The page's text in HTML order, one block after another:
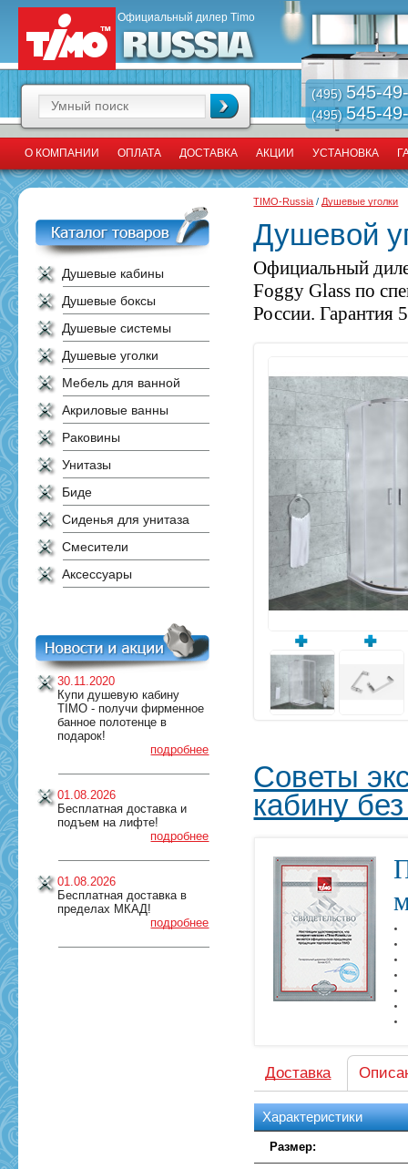
Официальный дилер Timo
(495) 545-
(495)545-
О КОМПАНИИ ОПЛАТА ДОСТАВКА АКЦИИ УСТАНОВКА
Душевые кабины
Душевые боксы
Душевые системы
Душевые уголки
Мебель для ванной
Акриловые ванны
Раковины
Унитазы
Биде
Сиденья для унитаза
Смесители
Аксессуары
30.11.2020
Купи душевую кабину
TIMO - получи фирменное
банное полотенце в
подарок!
подробнее
01.08.2026
Бесплатная доставка и
подъем на лифте!
подробнее
01.08.2026
Бесплатная доставка в
пределах МКАД!
подробнее
TIMO-Russia / Душевые уголки
Душевой
Официальный
Foggy Glass по
России. Гарантия
Советы
кабину
Доставка
Характеристики
Размер: